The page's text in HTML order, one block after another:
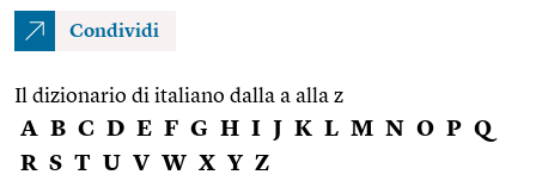
Condividi
Il dizionario di italiano dalla a alla z
A B C D E F G H I J K L M N O P Q
R S T U V W X Y Z